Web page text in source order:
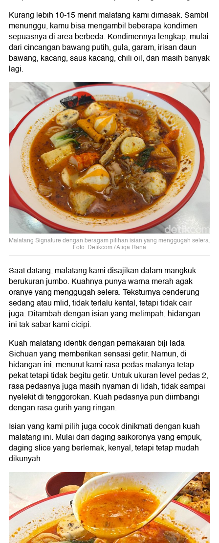
Kurang lebih 10-15 menit malatang kami dimasak. Sambil
menunggu, kamu bisa mengambil beberapa kondimen
sepuasnya di area berbeda. Kondimennya lengkap, mulai
dari cincangan bawang putih, gula, garam, irisan daun
bawang, kacang, saus kacang, chili oil, dan masih banyak
lagi.
Malatang Signature dengan beragam pilihan isian yang menggugah selera.
Foto: Detikcom / Atiqa Rana
Saat datang, malatang kami disajikan dalam mangkuk
berukuran jumbo. Kuahnya punya warna merah agak
oranye yang menggugah selera. Teksturnya cenderung
sedang atau mlid, tidak terlalu kental, tetapi tidak cair
juga. Ditambah dengan isian yang melimpah, hidangan
ini tak sabar kami cicipi.
Kuah malatang identik dengan pemakaian biji lada
Sichuan yang memberikan sensasi getir. Namun, di
hidangan ini, menurut kami rasa pedas malanya tetap
pekat tetapi tidak begitu getir. Untuk ukuran level pedas 2,
rasa pedasnya juga masih nyaman di lidah, tidak sampai
nyelekit di tenggorokan. Kuah pedasnya pun diimbangi
dengan rasa gurih yang ringan.
Isian yang kami pilih juga cocok dinikmati dengan kuah
malatang ini. Mulai dari daging saikoronya yang empuk,
daging slice yang berlemak, kenyal, tetapi tetap mudah
dikunyah.